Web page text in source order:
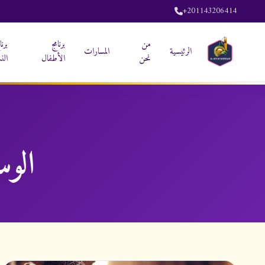
+201143206414
الرئيسية
من
نحن
المسارات
برنامج
الأطفال